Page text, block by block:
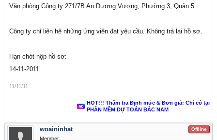
Văn phòng Công ty 271/7B An Dương Vương, Phường 3, Quận 5.
Công ty chỉ liên hệ những ứng viên đạt yêu cầu. Không trả lại hồ sơ.
Hạn chót nộp hồ sơ:
14-11-2011
11/11/11
HOT!!! Thẩm tra Định mức & Đơn giá: Chỉ có tại
PHẦN MỀM DỰ TOÁN BẮC NAM
Offline
woaininhat
Member